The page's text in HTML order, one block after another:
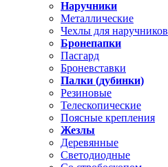
Наручники
Металлические
Чехлы для наручников
Бронепапки
Пасгард
Броневставки
Палки (дубинки)
Резиновые
Телескопические
Поясные крепления
Жезлы
Деревянные
Светодиодные